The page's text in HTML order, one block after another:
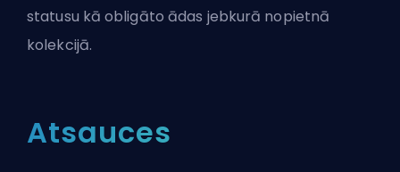
statusu kā obligāto ādas jebkurā nopietnā
kolekcijā.
Atsauces